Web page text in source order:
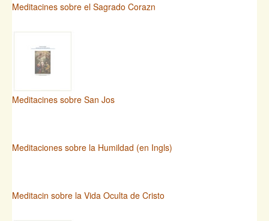
Meditacines sobre el Sagrado Corazn
Meditacines sobre San Jos
Meditaciones sobre la Humildad (en Ingls)
Meditacin sobre la Vida Oculta de Cristo